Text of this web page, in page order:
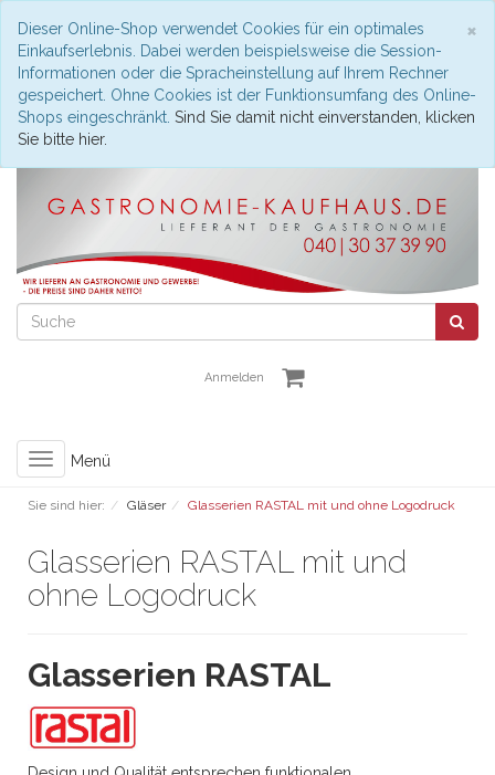
×
Dieser Online-Shop verwendet Cookies für ein optimales
Einkaufserlebnis. Dabei werden beispielsweise die Session-
Informationen oder die Spracheinstellung auf Ihrem Rechner
gespeichert. Ohne Cookies ist der Funktionsumfang des Online-
Shops eingeschränkt. Sind Sie damit nicht einverstanden, klicken
Sie bitte hier.
Anmelden
Toggle
navigation
Menü
Sie sind hier: Gläser Glasserien RASTAL mit und ohne Logodruck
Glasserien RASTAL mit und
ohne Logodruck
Glasserien RASTAL